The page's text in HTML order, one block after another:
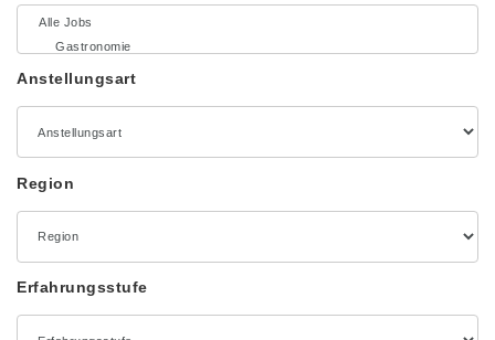
Anstellungsart
Region
Erfahrungsstufe